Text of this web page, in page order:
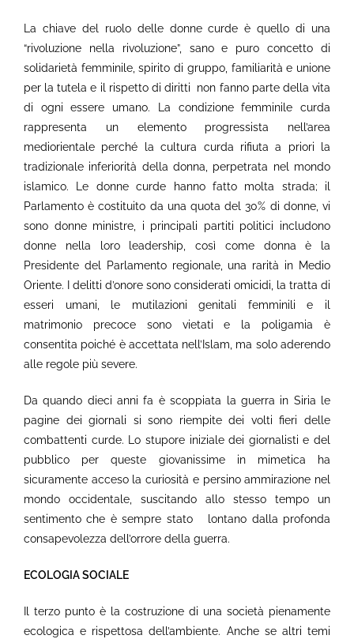
La chiave del ruolo delle donne curde è quello di una
“rivoluzione nella rivoluzione”, sano e puro concetto di
solidarietà femminile, spirito di gruppo, familiarità e unione
per la tutela e il rispetto di diritti
non fanno parte della vita
di ogni essere umano. La condizione femminile curda
rappresenta un elemento progressista nell’area
mediorientale perché la cultura curda rifiuta a priori la
tradizionale inferiorità della donna, perpetrata nel mondo
islamico. Le donne curde hanno fatto molta strada; il
Parlamento è costituito da una quota del 30% di donne, vi
sono donne ministre, i principali partiti politici includono
donne nella loro leadership, così come donna è la
Presidente del Parlamento regionale, una rarità in Medio
Oriente. I delitti d’onore sono considerati omicidi, la tratta di
esseri umani, le mutilazioni genitali femminili e il
matrimonio precoce sono vietati e la poligamia è
consentita poiché è accettata nell’Islam, ma solo aderendo
alle regole più severe.
Da quando dieci anni fa è scoppiata la guerra in Siria le
pagine dei giornali si sono riempite dei volti fieri delle
combattenti curde. Lo stupore iniziale dei giornalisti e del
pubblico per queste giovanissime in mimetica ha
sicuramente acceso la curiosità e persino ammirazione nel
mondo occidentale, suscitando allo stesso tempo un
sentimento che è sempre stato
lontano dalla profonda
consapevolezza dell’orrore della guerra.
ECOLOGIA SOCIALE
Il terzo punto è la costruzione di una società pienamente
ecologica e rispettosa dell’ambiente. Anche se altri temi